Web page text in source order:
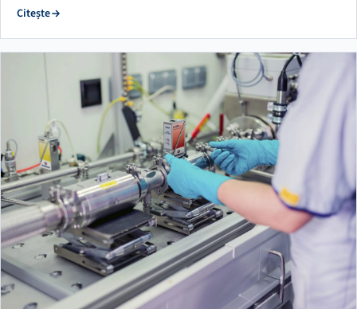
Citește